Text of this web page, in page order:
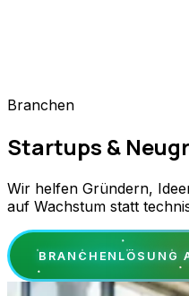
Branchen
Startups &
Wir helfen Gründern,
auf Wachstum statt
BRANCHENLÖSUNG